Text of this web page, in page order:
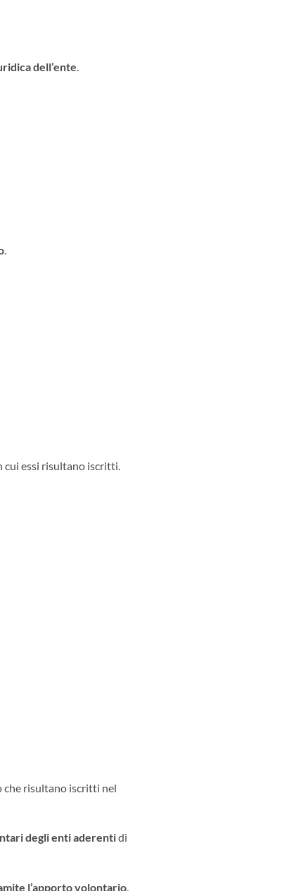
dell’ente.
.
cui essi risultano iscritti.
che risultano iscritti nel
degli enti aderentidi
l’apporto volontario.